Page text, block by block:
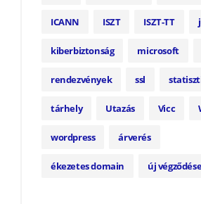
ICANN ISZT ISZT-TT
kiberbiztonság microsoft
rendezvények ssl
tárhely Utazás Vicc
wordpress árverés
ékezetes domain új